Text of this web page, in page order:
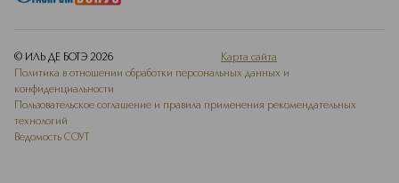
© ИЛЬ ДЕ БОТЭ 2026
Карта сайта
Политика в отношении обработки персональных данных и
конфиденциальности
Пользовательское соглашение и правила применения рекомендательных
технологий
Ведомость СОУТ